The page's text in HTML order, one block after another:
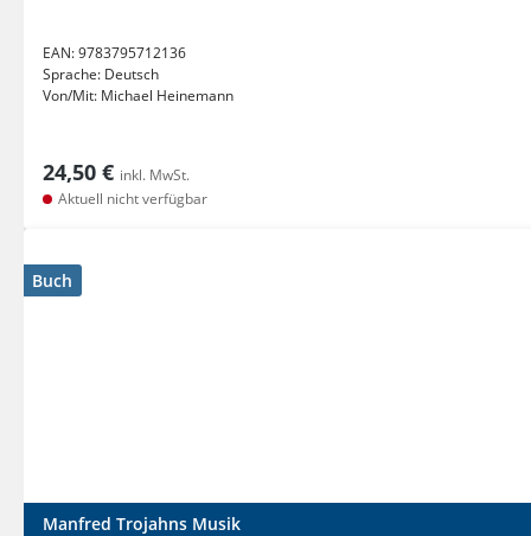
EAN:9783795712136
Sprache: Deutsch
Von/Mit: Michael Heinemann
24,50 € inkl. MwSt.
Aktuell nicht verfügbar
Buch
Manfred Trojahns Musik